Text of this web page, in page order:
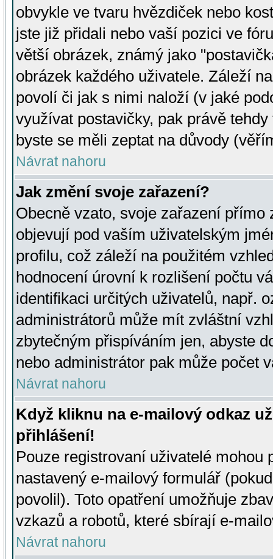
obvykle ve tvaru hvězdiček nebo
jste již přidali nebo vaší pozici ve
větší obrázek, známý jako
obrázek každého uživatele. Záleží
povolí či jak s nimi naloží (v jaké
využívat postavičky, pak právě
byste se měli zeptat na důvody
Návrat nahoru
Jak změní svoje zařazení?
Obecně vzato, svoje zařazení přímo
objevují pod vaším uživatelským
profilu, což záleží na použitém
hodnocení úrovní k rozlišení počtu
identifikaci určitých uživatelů, např.
administrátorů může mít zvláštní
zbytečným přispíváním jen, abyste
nebo administrátor pak může počet
Návrat nahoru
Když kliknu na e-mailový odkaz
přihlášení!
Pouze registrovaní uživatelé mohou
nastavený e-mailový formulář
povolil). Toto opatření umožňuje
vzkazů a robotů, které sbírají e-
Návrat nahoru